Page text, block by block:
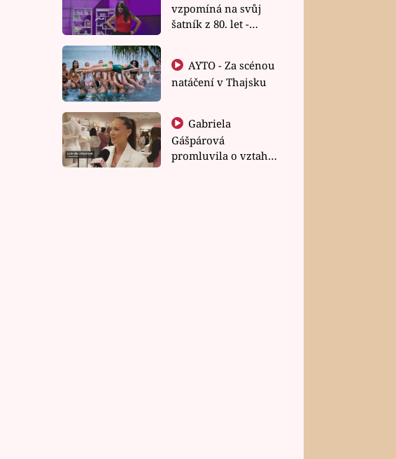
vzpomíná na svůj
šatník z 80. let -
natáčení v Thajsku
Gabriela
Gášpárová
promluvila o vztahu